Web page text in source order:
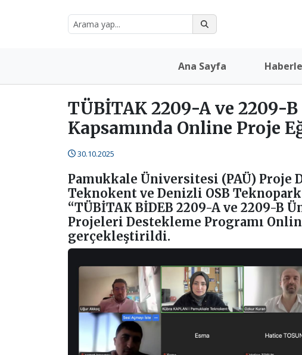
Ana Sayfa
TÜBİTAK 2209-A ve 2209-
Kapsamında Online Proje
30.10.2025
Pamukkale Üniversitesi (PAÜ) Proje
Teknokent ve Denizli OSB
“TÜBİTAK BİDEB 2209-A ve 2209-B
Projeleri Destekleme Programı
gerçekleştirildi.